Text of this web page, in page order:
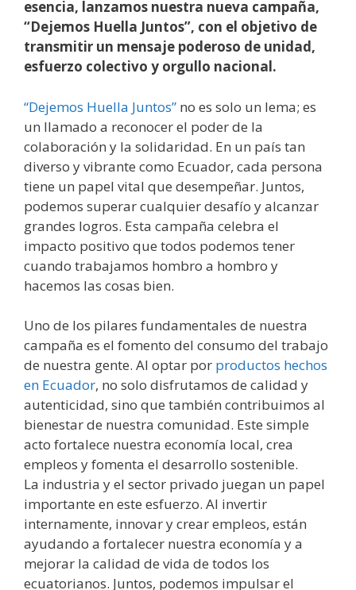
esencia, lanzamos nuestra nueva campaña,
“Dejemos Huella Juntos”, con el objetivo de
transmitir un mensaje poderoso de unidad,
esfuerzo colectivo y orgullo nacional.
“Dejemos Huella Juntos” no es solo un lema; es
un llamado a reconocer el poder de la
colaboración y la solidaridad. En un país tan
diverso y vibrante como Ecuador, cada persona
tiene un papel vital que desempeñar. Juntos,
podemos superar cualquier desafío y alcanzar
grandes logros. Esta campaña celebra el
impacto positivo que todos podemos tener
cuando trabajamos hombro a hombro y
hacemos las cosas bien.
Uno de los pilares fundamentales de nuestra
campaña es el fomento del consumo del trabajo
de nuestra gente. Al optar por productos hechos
en Ecuador, no solo disfrutamos de calidad y
autenticidad, sino que también contribuimos al
bienestar de nuestra comunidad. Este simple
acto fortalece nuestra economía local, crea
empleos y fomenta el desarrollo sostenible.
La industria y el sector privado juegan un papel
importante en este esfuerzo. Al invertir
internamente, innovar y crear empleos, están
ayudando a fortalecer nuestra economía y a
mejorar la calidad de vida de todos los
ecuatorianos. Juntos, podemos impulsar el